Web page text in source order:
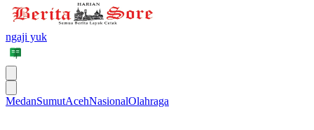
ngaji yuk
MedanSumutAcehNasionalOlahraga